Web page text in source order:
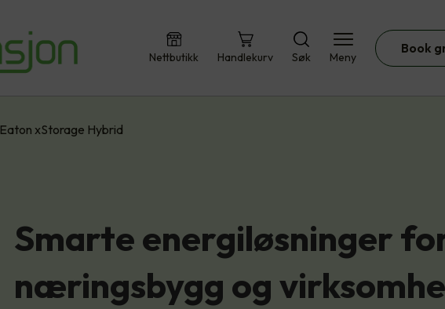
Nettbutikk Handlekurv Søk Meny
Book
Eaton xStorage Hybrid
Smarte energiløsninger
næringsbygg og